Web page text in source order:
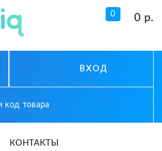
0 0 р.
ВХОД
КОНТАКТЫ